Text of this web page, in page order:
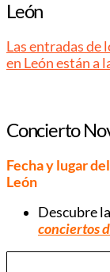
León
Las entradas de
en León están a
Concierto
Fecha y lugar
León
Descubre
conciertos